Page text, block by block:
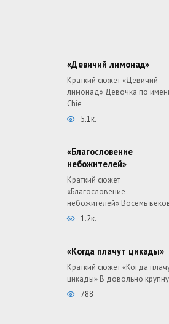
«Девичий лимонад»
Краткий сюжет «Девичий
лимонад» Девочка по
Chie
5.1к.
«Благословение
небожителей»
Краткий сюжет
«Благословение
небожителей» Восемь
1.2к.
«Когда плачут цикады»
Краткий сюжет «Когда
цикады» В довольно
788